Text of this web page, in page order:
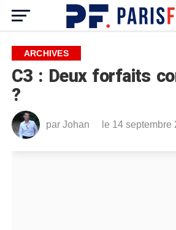
ARCHIVES
C3 : Deux forfaits
?
par Johan le 14 septembre